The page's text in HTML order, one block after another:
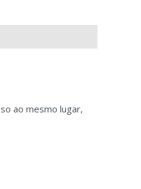
ao mesmo lugar,